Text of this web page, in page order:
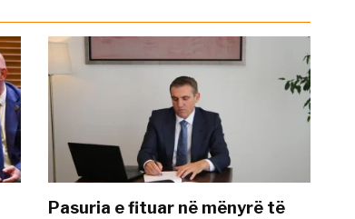
Pasuria e fituar në mënyrë të